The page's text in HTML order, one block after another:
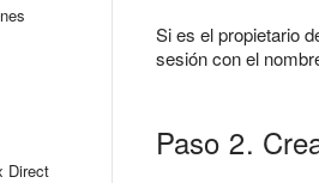
Direct
Si es el propietario
sesión con el
Paso 2.